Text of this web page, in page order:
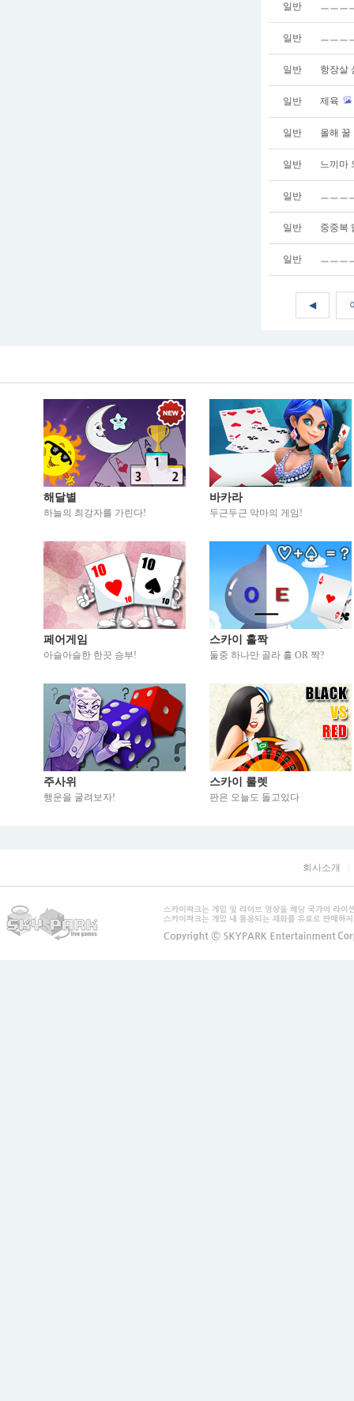
일반 ㅡㅡㅡ
일반 ㅡㅡㅡ
일반 항장살
일반 제육
일반 올해 꿀
일반 느끼마
일반 ㅡㅡㅡ
일반 중중복
일반 ㅡㅡㅡ
◀
해달별
하늘의 최강자를 가린다!
바카라
두근두근 악마의 게임!
페어게임
아슬아슬한 한끗 승부!
스카이 홀짝
둘중 하나만 골라 홀 OR 짝?
주사위
행운을 굴려보자!
스카이 룰렛
판은 오늘도 돌고있다
회사소개